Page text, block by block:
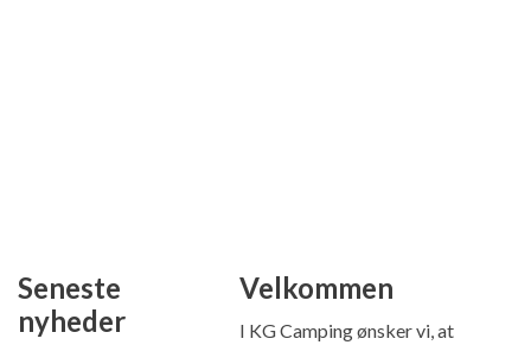
Seneste
nyheder
Velkommen
I KG Camping ønsker vi, at